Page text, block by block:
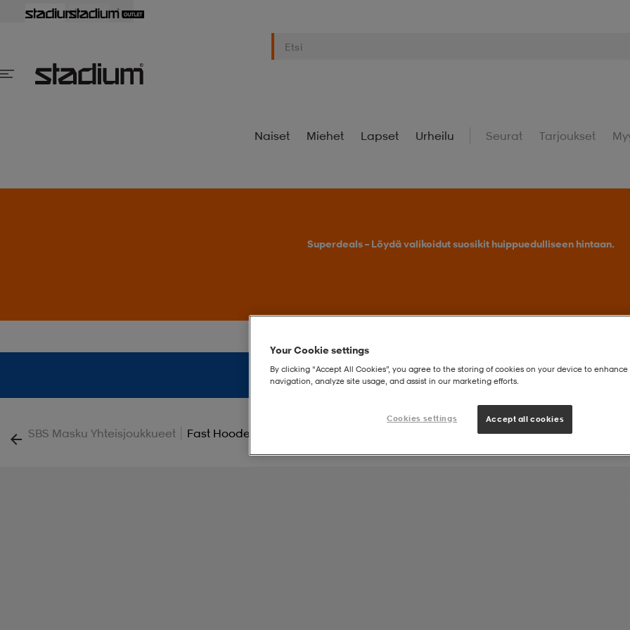
Naiset Miehet Lapset Urheilu Seurat Tarjoukset
Superdeals – Löydä valikoidut suosikit huippuedulliseen hintaan.
Joukkueen tuote:
SBS Masku Yhteisjoukkueet
SBS Masku Yhteisjoukkueet | Fast Hooded Jacket
Your Cookie settings
By clicking “Accept All Cookies”, you agree to the storing of cookies on your device to enhance
navigation, analyze site usage, and assist in our marketing efforts.
Cookies settings Accept all cookies